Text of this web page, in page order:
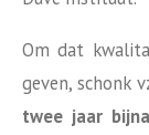
Om dat
geven, schonk
twee jaar